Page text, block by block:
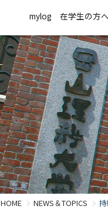
mylog 在学生の方へ
HOME NEWS＆TOPICS